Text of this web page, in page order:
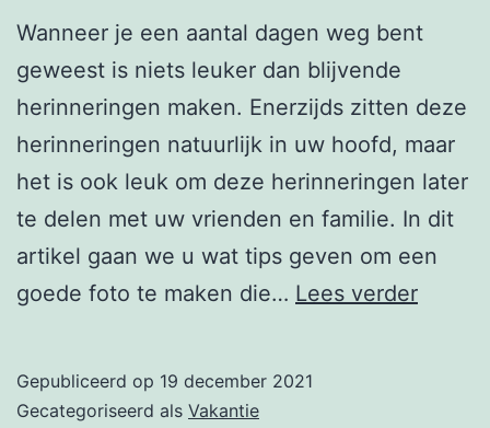
Wanneer je een aantal dagen weg bent
geweest is niets leuker dan blijvende
herinneringen maken. Enerzijds zitten deze
herinneringen natuurlijk in uw hoofd, maar
het is ook leuk om deze herinneringen later
te delen met uw vrienden en familie. In dit
artikel gaan we u wat tips geven om een
goede foto te maken die… Lees verderDe
Gepubliceerd op 19 december 2021
Gecategoriseerd als Vakantie